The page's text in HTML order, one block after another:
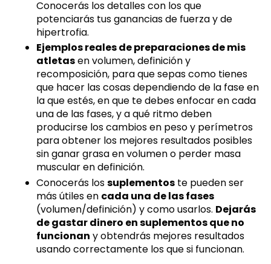
Conocerás los detalles con los que
potenciarás tus ganancias de fuerza y de
hipertrofia.
Ejemplos reales de preparaciones de mis
atletasen volumen, definición y
recomposición, para que sepas como tienes
que hacer las cosas dependiendo de la fase en
la que estés, en que te debes enfocar en cada
una de las fases, y a qué ritmo deben
producirse los cambios en peso y perímetros
para obtener los mejores resultados posibles
sin ganar grasa en volumen o perder masa
muscular en definición.
Conocerás lossuplementos te pueden ser
más útiles en cada una de las fases
(volumen/definición) y como usarlos. Dejarás
de gastar dinero en suplementos que no
funcionan y obtendrás mejores resultados
usando correctamente los que si funcionan.